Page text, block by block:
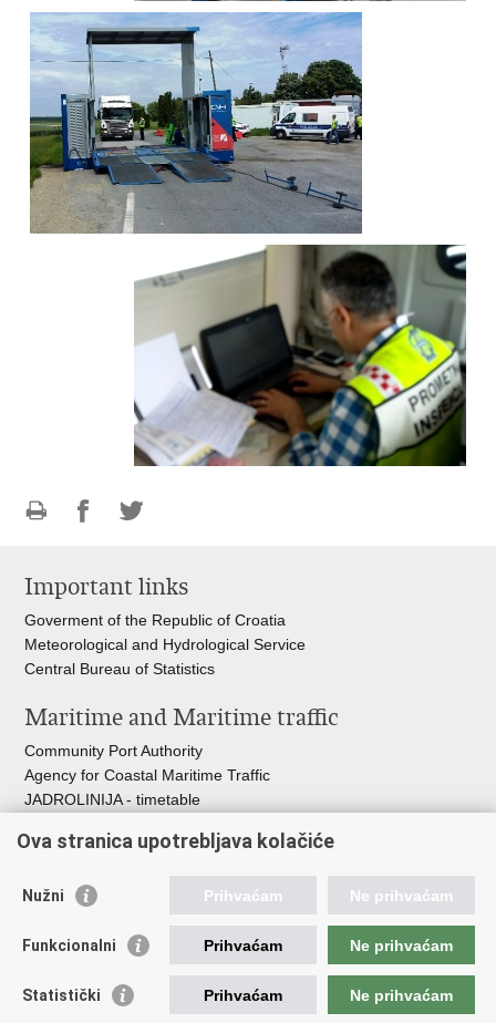
page
FacebookTwitteru
Important links
Goverment of the Republic of Croatia
Meteorological and Hydrological Service
Central Bureau of Statistics
Maritime and Maritime traffic
Community Port Authority
Agency for Coastal Maritime Traffic
JADROLINIJA - timetable
Croatian Motorways
Bus station Zagreb
Craotian Railways Passenger Transport
Ova stranica upotrebljava kolačiće
Nužni Prihvaćam Ne prihvaćam
Funkcionalni Prihvaćam Ne prihvaćam
Statistički Prihvaćam Ne prihvaćam